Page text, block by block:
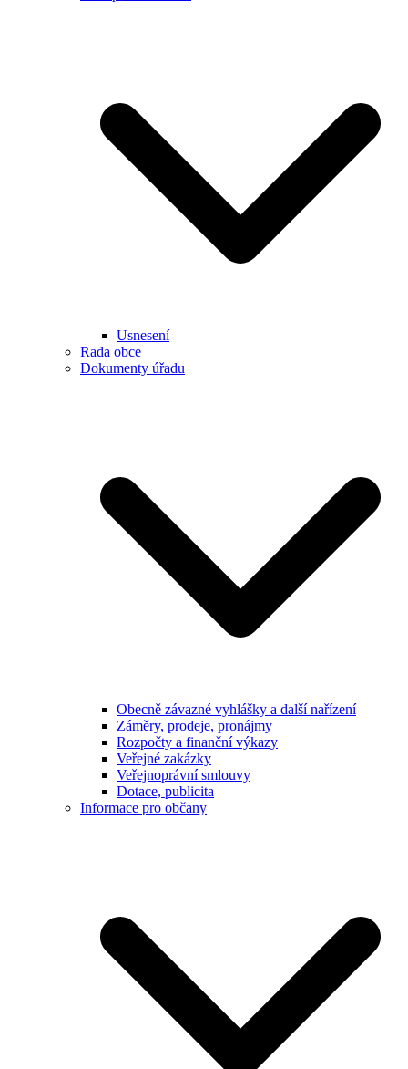
Usnesení
Rada obce
Dokumenty úřadu
Obecně závazné vyhlášky a další nařízení
Záměry, prodeje, pronájmy
Rozpočty a finanční výkazy
Veřejné zakázky
Veřejnoprávní smlouvy
Dotace, publicita
Informace pro občany